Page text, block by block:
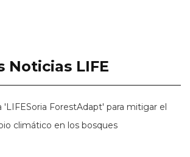
Noticias LIFE
'LIFESoria ForestAdapt' para mitigar el
climático en los bosques